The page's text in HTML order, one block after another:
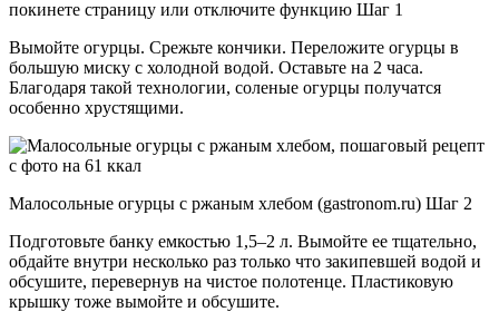
покинете страницу или отключите функцию Шаг 1
Вымойте огурцы. Срежьте кончики. Переложите огурцы в
большую миску с холодной водой. Оставьте на 2 часа.
Благодаря такой технологии, соленые огурцы получатся
особенно хрустящими.
Малосольные огурцы с ржаным хлебом (gastronom.ru) Шаг 2
Подготовьте банку емкостью 1,5–2 л. Вымойте ее тщательно,
обдайте внутри несколько раз только что закипевшей водой и
обсушите, перевернув на чистое полотенце. Пластиковую
крышку тоже вымойте и обсушите.